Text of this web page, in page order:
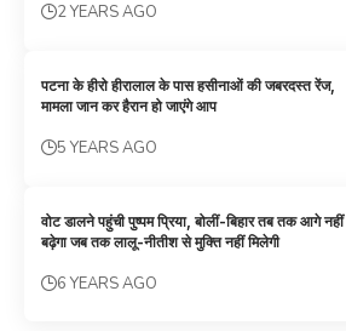
2 YEARS AGO
पटना के हीरो हीरालाल के पास हसीनाओं की जबरदस्‍त रेंज,
मामला जान कर हैरान हो जाएंगे आप
5 YEARS AGO
वोट डालने पहुंची पुष्पम प्रिया, बोलीं-बिहार तब तक आगे नहीं
बढ़ेगा जब तक लालू-नीतीश से मुक्ति नहीं मिलेगी
6 YEARS AGO